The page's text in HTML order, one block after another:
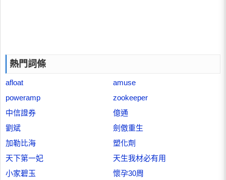
熱門詞條
afloat
amuse
poweramp
zookeeper
中信證券
億通
劉斌
劍傲重生
加勒比海
塑化劑
天下第一妃
天生我材必有用
小家碧玉
懷孕30周